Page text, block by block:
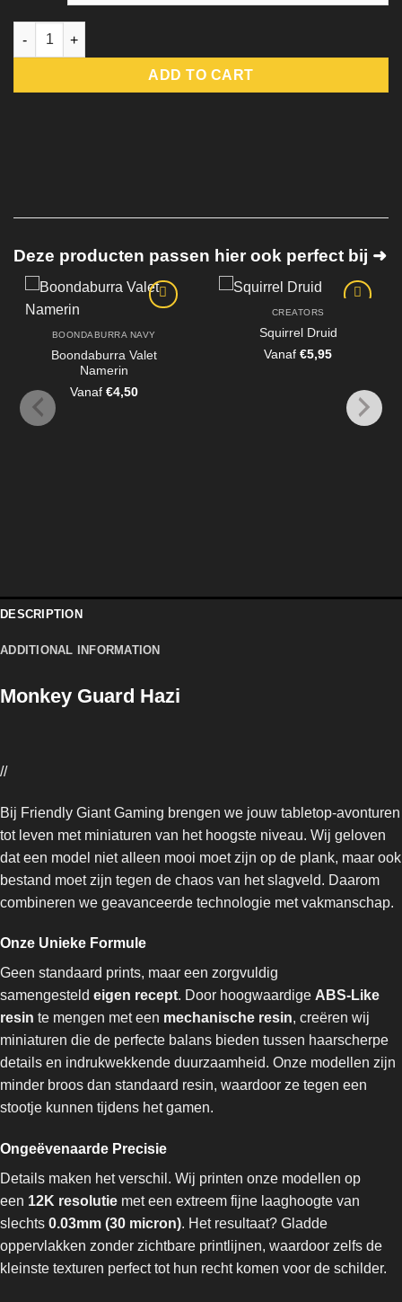
Monkey Guard Hazi quantity
ADD TO CART
Deze producten passen hier ook perfect bij ➜
BOONDABURRA NAVY
Boondaburra Valet
Namerin
Vanaf €4,50
CREATORS
Squirrel Druid
Vanaf€5,95
DESCRIPTION
ADDITIONAL INFORMATION
Monkey Guard Hazi
//
Bij Friendly Giant Gaming brengen we jouw tabletop-avonturen
tot leven met miniaturen van het hoogste niveau. Wij geloven
dat een model niet alleen mooi moet zijn op de plank, maar ook
bestand moet zijn tegen de chaos van het slagveld. Daarom
combineren we geavanceerde technologie met vakmanschap.
Onze Unieke Formule
Geen standaard prints, maar een zorgvuldig
samengesteld eigen recept. Door hoogwaardige ABS-Like
resin te mengen met een mechanische resin, creëren wij
miniaturen die de perfecte balans bieden tussen haarscherpe
details en indrukwekkende duurzaamheid. Onze modellen zijn
minder broos dan standaard resin, waardoor ze tegen een
stootje kunnen tijdens het gamen.
Ongeëvenaarde Precisie
Details maken het verschil. Wij printen onze modellen op
een 12K resolutie met een extreem fijne laaghoogte van
slechts 0.03mm (30 micron). Het resultaat? Gladde
oppervlakken zonder zichtbare printlijnen, waardoor zelfs de
kleinste texturen perfect tot hun recht komen voor de schilder.